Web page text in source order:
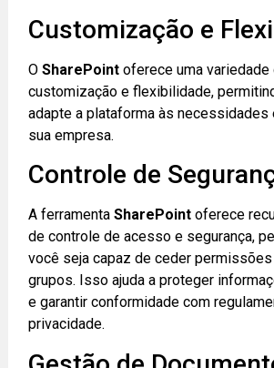
Customização e
OSharePoint oferece uma
customização e flexibilidade,
adapte a plataforma às
sua empresa.
Controle de
A ferramentaSharePoint oferece
de controle de acesso e segurança,
você seja capaz de ceder
grupos. Isso ajuda a proteger
e garantir conformidade com
privacidade.